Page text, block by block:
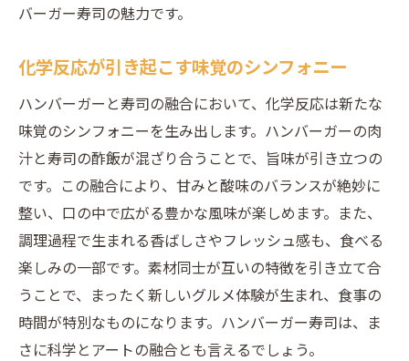
バーガー寿司の魅力です。
化学反応が引き起こす味覚のシンフォニー
ハンバーガーと寿司の融合において、化学反応は新たな
味覚のシンフォニーを生み出します。ハンバーガーの肉
汁と寿司の酢飯が混ざり合うことで、旨味が引き立つの
です。この融合により、甘みと酸味のバランスが絶妙に
整い、口の中で広がる豊かな風味が楽しめます。また、
調理過程で生まれる香ばしさやフレッシュ感も、食べる
楽しみの一部です。素材同士が互いの特徴を引き立て合
うことで、まったく新しいグルメ体験が生まれ、食事の
時間が特別なものになります。ハンバーガー寿司は、ま
さに科学とアートの融合とも言えるでしょう。